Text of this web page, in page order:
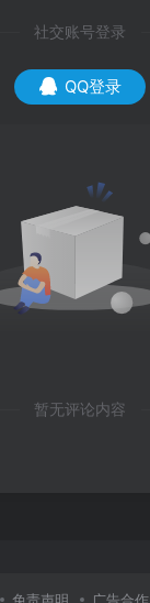
社交账号登录
QQ登录
暂无评论内容
免责声明 广告合作